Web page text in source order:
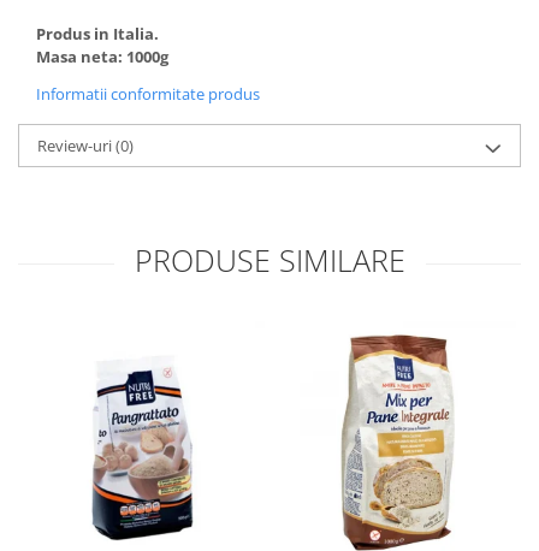
Produs in Italia.
Masa neta: 1000g
Informatii conformitate produs
Review-uri(0)
PRODUSE SIMILARE